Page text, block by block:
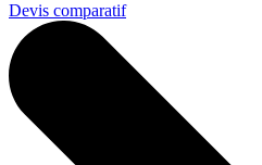
Devis comparatif